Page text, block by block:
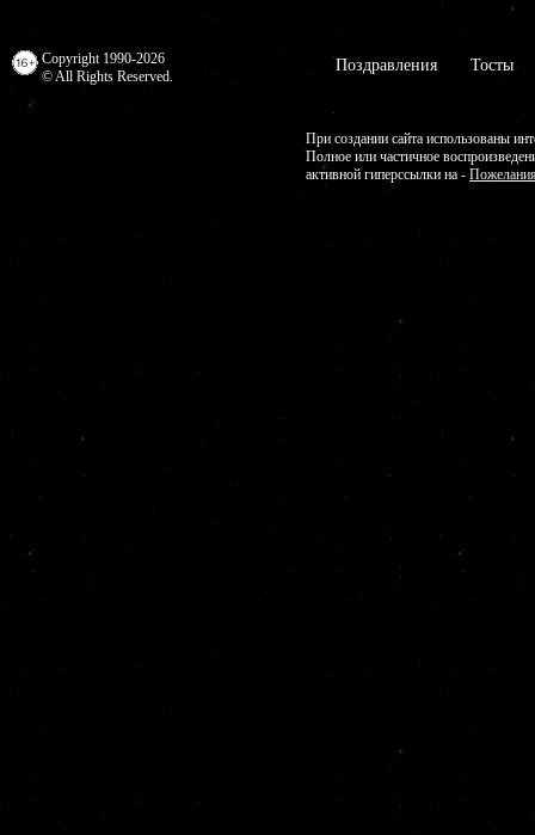
Copyright 1990-2026
© All Rights Reserved.
Поздравления Тосты
При создании сайта использованы
Полное или частичное
активной гиперссылки на -